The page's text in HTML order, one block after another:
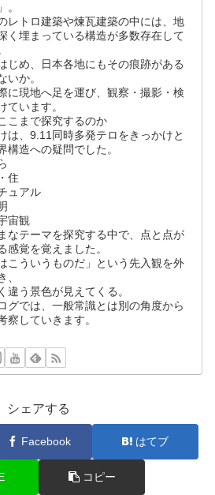
。
レトロ建築や煉瓦建築の中には、地
く埋まっている構造が多数存在して
じめ、日本各地にもその痕跡がある
いか。
に現地へ足を運び、観察・撮影・検
ています。
こまで探究するのか
は、9.11同時多発テロをきっかけと
構造への疑問でした。
住
ュアル
宙観
なテーマを探究する中で、点と点が
感覚を覚えました。
こういうものだ」という先入観を外
、
違う景色が見えてくる。
グでは、一般常識とは別の角度から
察していきます。
シェアする
Facebook はてブ
コピー